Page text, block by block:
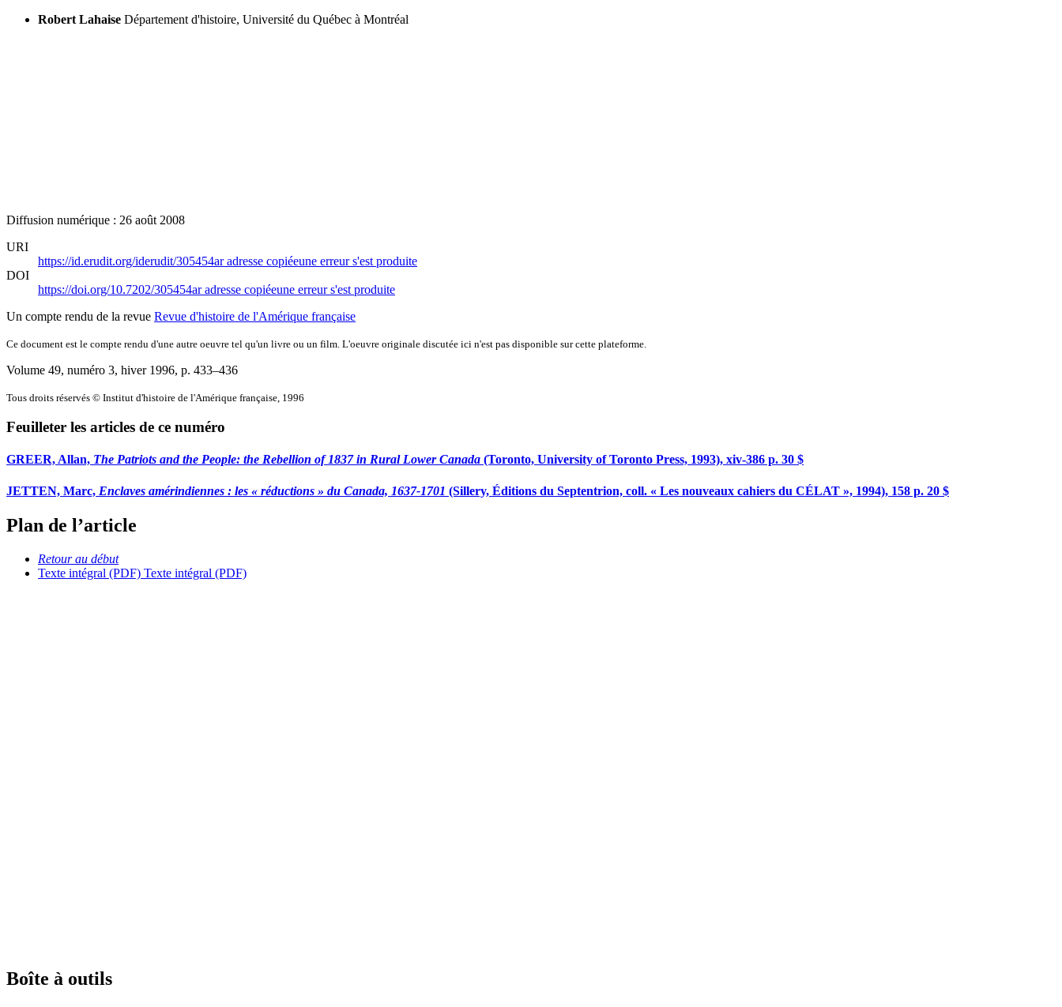
Robert Lahaise Département d'histoire, Université du Québec à Montréal
Diffusion numérique : 26 août 2008
URI
https://id.erudit.org/iderudit/305454aradresse copiéeune erreur s'est produite
DOI
https://doi.org/10.7202/305454aradresse copiéeune erreur s'est produite
Un compte rendu de la revue Revue d'histoire de l'Amérique française
Ce document est le compte rendu d'une autre oeuvre tel qu'un livre ou un film. L'oeuvre originale discutée ici n'est pas disponible sur cette plateforme.
Volume 49, numéro 3, hiver 1996, p. 433–436
Tous droits réservés © Institut d'histoire de l'Amérique française, 1996
Feuilleter les articles de ce numéro
GREER, Allan, The Patriots and the People: the Rebellion of 1837 in Rural Lower Canada (Toronto, University of Toronto Press, 1993), xiv-386 p. 30 $
JETTEN, Marc, Enclaves amérindiennes : les « réductions » du Canada, 1637-1701 (Sillery, Éditions du Septentrion, coll. « Les nouveaux cahiers du CÉLAT », 1994), 158 p. 20 $
Plan de l’article
Retour au début
Texte intégral (PDF) Texte intégral (PDF)
Boîte à outils